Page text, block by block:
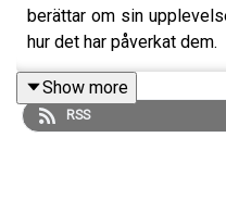
berättar om sin
hur det har påverkat dem.
Show more
RSS